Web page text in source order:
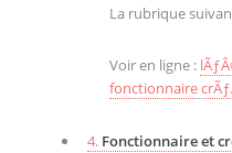
La rubrique
Voir en ligne :
fonctionnaire
4. Fonctionnaire et